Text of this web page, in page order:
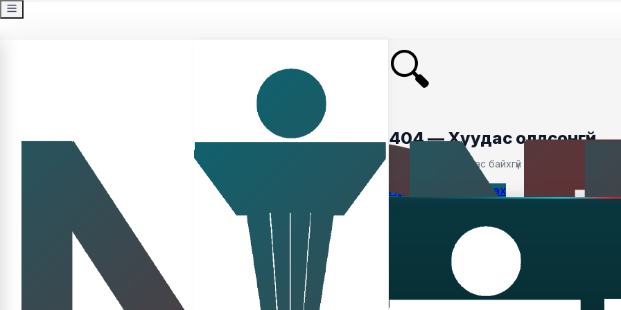
🔍
404 — Хуудас олдсонгүй
Таны хайсан хуудас байхгүй байна.
Нүүр хуудас руу буцах